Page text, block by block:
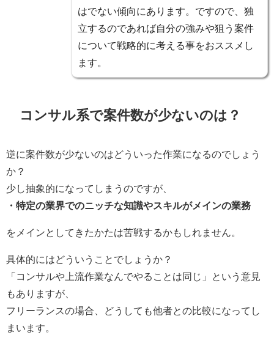
はでない傾向にあります。ですので、独
立するのであれば自分の強みや狙う案件
について戦略的に考える事をおススメし
ます。
コンサル系で案件数が少ないのは？
逆に案件数が少ないのはどういった作業になるのでしょう
か？
少し抽象的になってしまうのですが、
・特定の業界でのニッチな知識やスキルがメインの業務
をメインとしてきたかたは苦戦するかもしれません。
具体的にはどういうことでしょうか？
「コンサルや上流作業なんでやることは同じ」という意見
もありますが、
フリーランスの場合、どうしても他者との比較になってし
まいます。